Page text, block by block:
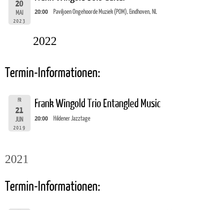
20
MAI
2023
20:00 Paviljoen Ongehoorde Muziek (POM), Eindhoven, NL
2022
Termin-Informationen:
FR
21
JUN
2019
Frank Wingold Trio Entangled Music
20:00 Hildener Jazztage
2021
Termin-Informationen: